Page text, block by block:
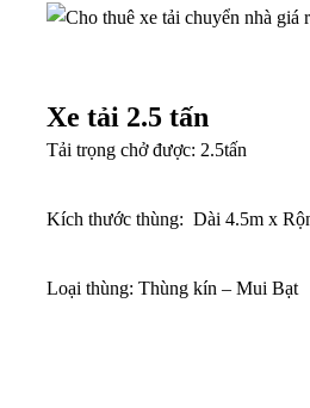
Xe tải 2.5 tấn
Tải trọng chở được: 2.5tấn
Kích thước thùng: Dài 4.5m x
Loại thùng: Thùng kín – Mui Bạt